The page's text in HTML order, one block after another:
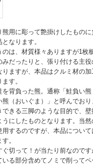
用に彫って艶掛けしたもの
なります。
は、材質様々ありますが1枚
だったりと、張り付ける主役
りますが、本品はクルミ材の
す。
背負った熊。通称「鮭負い熊
（おいぐま）」と呼んでおり
きる三脚のような目的で、
うにしたものとなります。当
用するのですが、本品につい
。
ぐ切って！が当たり前なので
いる部分含めてノミで削って